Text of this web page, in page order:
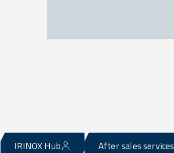
IRINOX Hub After sales services